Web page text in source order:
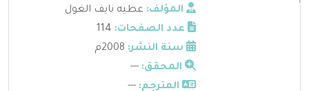
المؤلف: عطيه نايف الغول
عدد الصفحات:
سنة النشر:
المحقق: ---
المترجم: ---